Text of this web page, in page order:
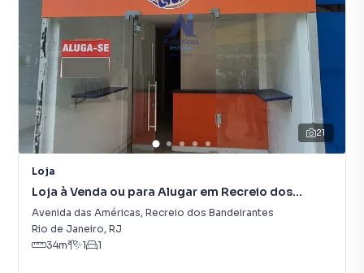
21
Loja
Loja à Venda ou para Alugar em Recreio dos
Bandeirantes
Avenida das Américas, Recreio dos Bandeirantes
Rio de Janeiro, RJ
34m² 1 1